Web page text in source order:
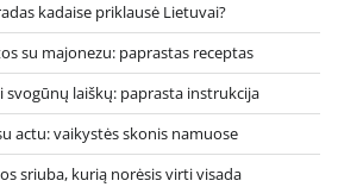
kadaise priklausė Lietuvai?
su majonezu: paprastas receptas
svogūnų laiškų: paprasta instrukcija
actu: vaikystės skonis namuose
sriuba, kurią norėsis virti visada